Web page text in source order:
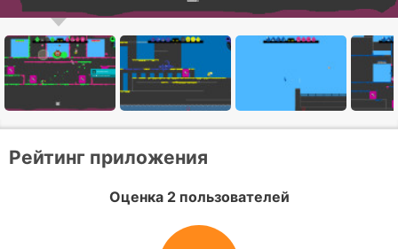
Рейтинг приложения
Оценка 2 пользователей